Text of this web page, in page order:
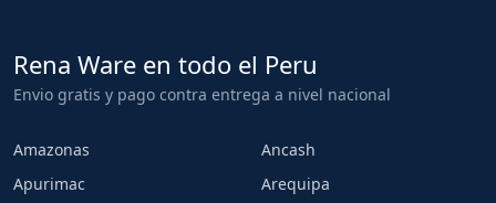
Rena Ware en todo el Peru
Envio gratis y pago contra entrega a nivel nacional
Amazonas
Ancash
Apurimac
Arequipa